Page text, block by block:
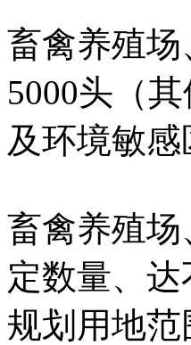
畜禽养殖
5000头（
及环境敏
畜禽养殖
定数量、
规划用地